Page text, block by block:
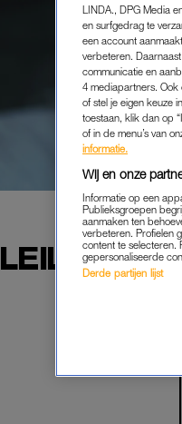
LEILA MAG
LINDA., DPG Media
en surfgedrag te
een account
verbeteren.
communicatie en
4 mediapartners. Ook
of stel je eigen keuze
toestaan, klik dan op
of in de menu’s van
informatie.
Wij en onze
Informatie op een
Publieksgroepen
aanmaken ten
verbeteren. Profielen
content te selecteren.
gepersonaliseerde
Derde partijen lijst